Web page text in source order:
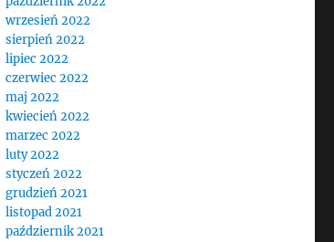
wrzesień 2022
sierpień 2022
lipiec 2022
czerwiec 2022
maj 2022
kwiecień 2022
marzec 2022
luty 2022
styczeń 2022
grudzień 2021
listopad 2021
październik 2021